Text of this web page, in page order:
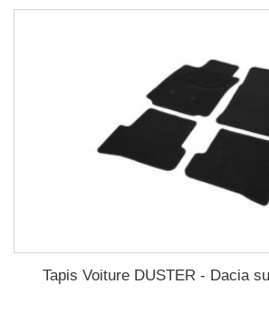
Tapis Voiture DUSTER - Dacia